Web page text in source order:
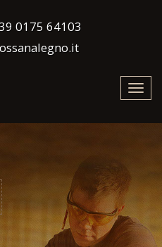
0175 64103